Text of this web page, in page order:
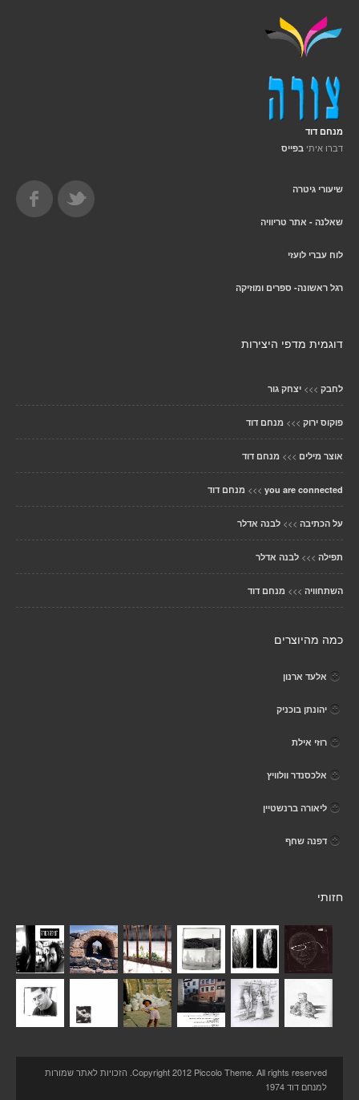
מנחם דוד
דברו איתי בפייס
שיעורי גיטרה
שאלנה - אתר טריוויה
לוח עברי לועזי
רגל ראשונה- ספרים ומוזיקה
דוגמית מדפי היצירות
לחבק >>> יצחק גור
פוקוס ירוק >>> מנחם דוד
אוצר מילים >>> מנחם דוד
you are connected
>>> מנחם דוד
על הכתיבה >>> לבנה אדלר
תפילה >>> לבנה אדלר
השתחוויה >>> מנחם דוד
כמה מהיוצרים
אלעד ארנון
יהונתן בוכניק
רוזי אילת
אלכסנדר וולוויץ
ליאורה ברנשטיין
דפנה שחף
חזותי
Copyright 2012 Piccolo Theme. All rights reserved. הזכויות לאתר שמורות
למנחם דוד 1974